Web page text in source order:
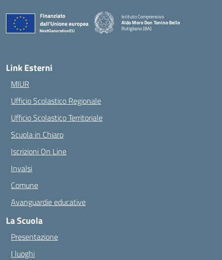
Istituto Comprensivo
Aldo Moro Don Tonino Bello
Rutigliano (BA)
— Visita la pagina iniziale della scuola
Link Esterni
MIUR
Ufficio Scolastico Regionale
Ufficio Scolastico Territoriale
Scuola in Chiaro
Iscrizioni On Line
Invalsi
Comune
Avanguardie educative
La Scuola
Presentazione
I luoghi